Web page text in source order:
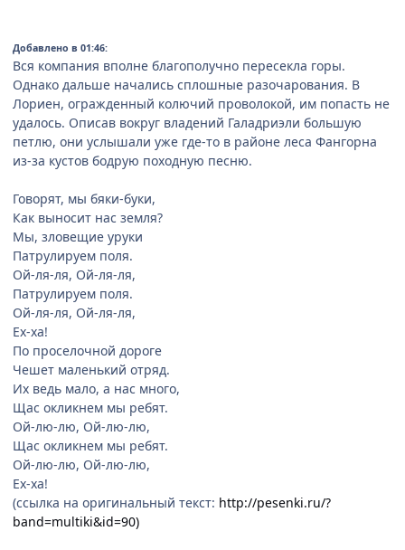
Добавлено в 01:46:
Вся компания вполне благополучно пересекла горы.
Однако дальше начались сплошные разочарования. В
Лориен, огражденный колючий проволокой, им попасть не
удалось. Описав вокруг владений Галадриэли большую
петлю, они услышали уже где-то в районе леса Фангорна
из-за кустов бодрую походную песню.
Говорят, мы бяки-буки,
Как выносит нас земля?
Мы, зловещие уруки
Патрулируем поля.
Ой-ля-ля, Ой-ля-ля,
Патрулируем поля.
Ой-ля-ля, Ой-ля-ля,
Ех-ха!
По проселочной дороге
Чешет маленький отряд.
Их ведь мало, а нас много,
Щас окликнем мы ребят.
Ой-лю-лю, Ой-лю-лю,
Щас окликнем мы ребят.
Ой-лю-лю, Ой-лю-лю,
Ех-ха!
(ссылка на оригинальный текст: http://pesenki.ru/?
band=multiki&id=90)